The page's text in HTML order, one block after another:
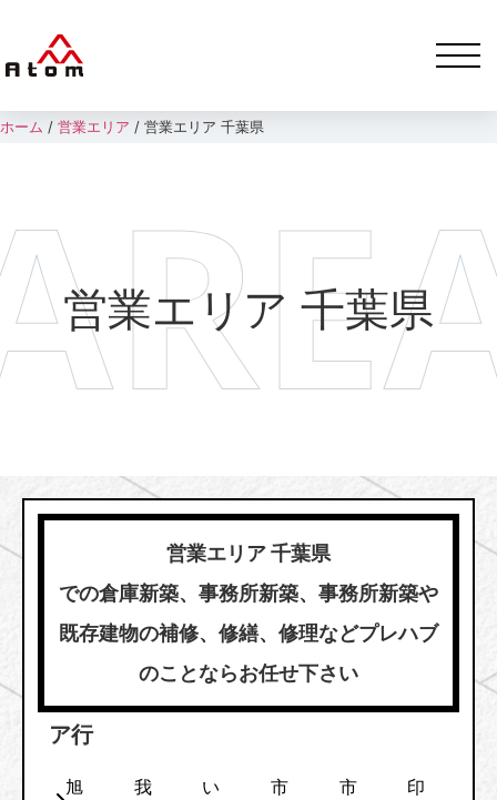
ホーム / 営業エリア / 営業エリア 千葉県
営業エリア 千葉県
営業エリア 千葉県
での倉庫新築、事務所新築、事務所新築や
既存建物の補修、修繕、修理などプレハブ
のことならお任せ下さい
ア行
旭
我
い
市
市
印